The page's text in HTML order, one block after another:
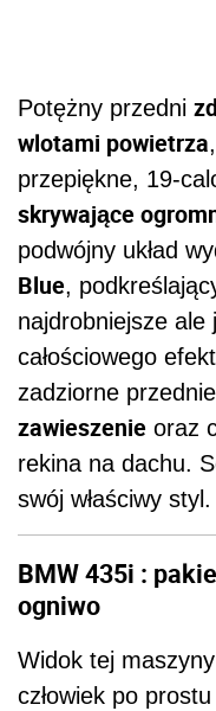
Potężny przedni
wlotami powietrza
przepiękne, 19-
skrywające
podwójny układ
Blue,
najdrobniejsze ale
całościowego
zadziorne
zawieszenie oraz
rekina na dachu.
swój właściwy styl.
BMW 435i :
ogniwo
Widok tej
człowiek po